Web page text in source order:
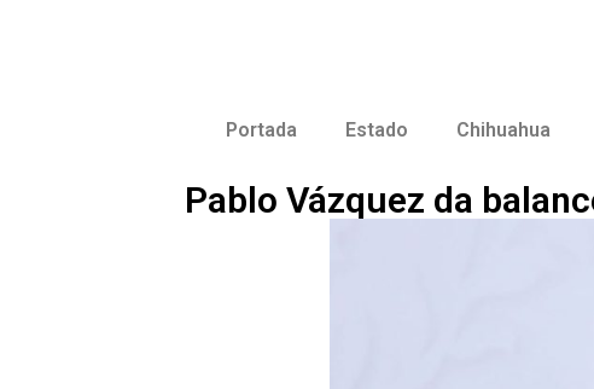
Portada Estado Chihuahua
Pablo Vázquez da